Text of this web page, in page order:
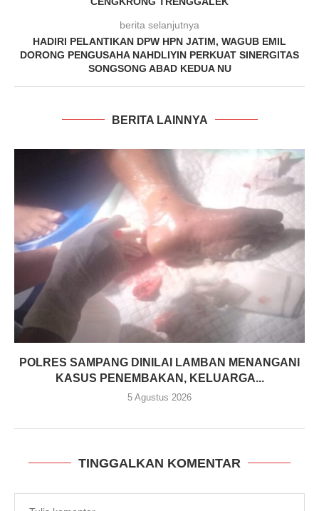
berita selanjutnya
HADIRI PELANTIKAN DPW HPN JATIM, WAGUB EMIL
DORONG PENGUSAHA NAHDLIYIN PERKUAT SINERGITAS
SONGSONG ABAD KEDUA NU
BERITA LAINNYA
POLRES SAMPANG DINILAI LAMBAN MENANGANI
KASUS PENEMBAKAN, KELUARGA...
5 Agustus 2026
TINGGALKAN KOMENTAR